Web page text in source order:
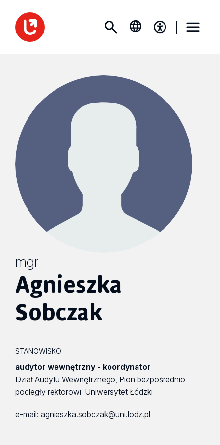
mgr
Agnieszka
Sobczak
STANOWISKO:
audytor wewnętrzny - koordynator
Dział Audytu Wewnętrznego, Pion bezpośrednio
podległy rektorowi, Uniwersytet Łódzki
e-mail:agnieszka.sobczak@uni.lodz.pl